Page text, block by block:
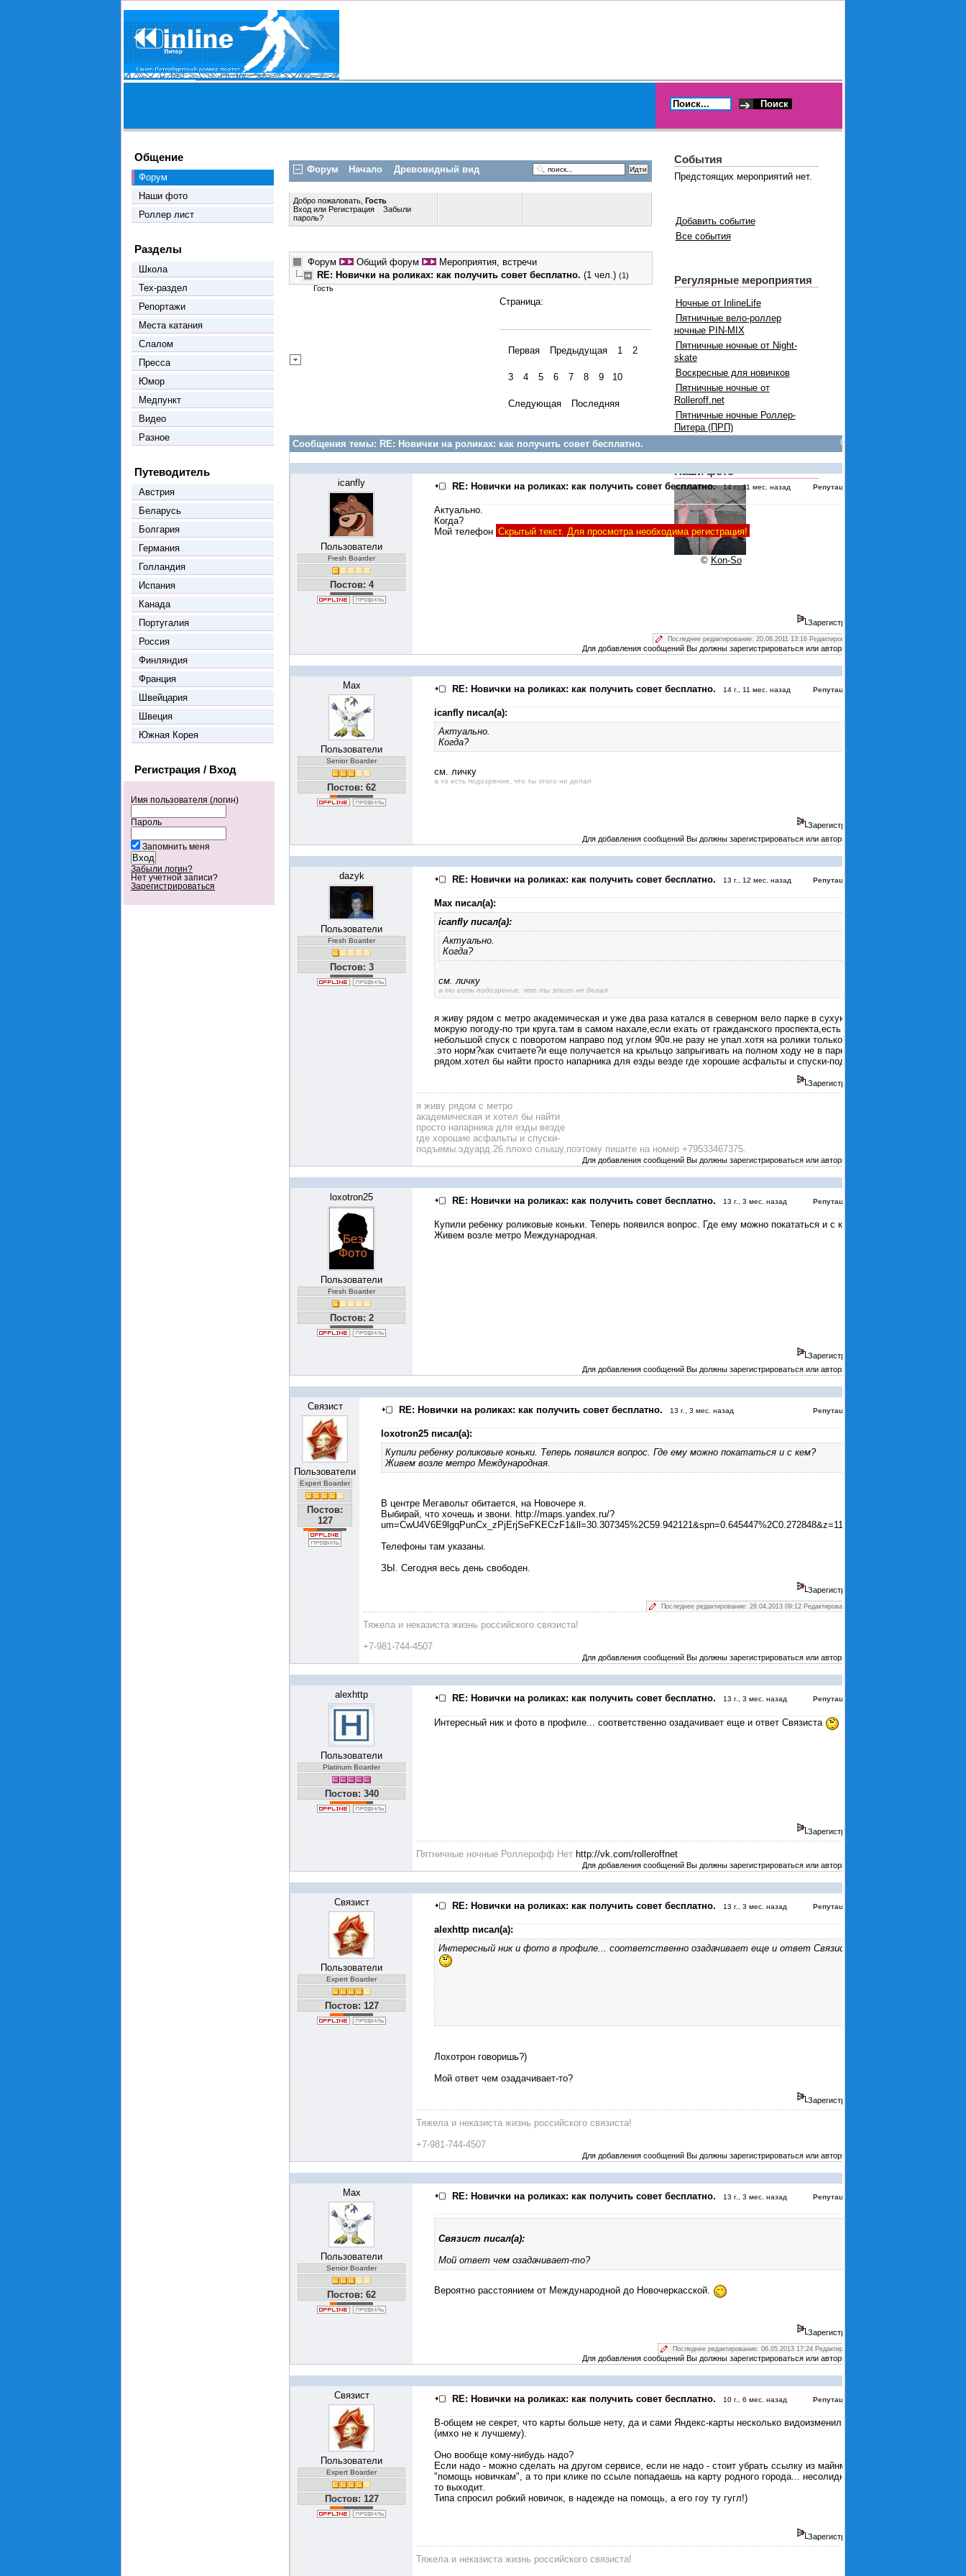
Общение
Форум
Наши фото
Роллер лист
Разделы
Школа
Тех-раздел
Репортажи
Места катания
Слалом
Пресса
Юмор
Медпункт
Видео
Разное
Путеводитель
Австрия
Беларусь
Болгария
Германия
Голландия
Испания
Канада
Португалия
Россия
Финляндия
Франция
Швейцария
Швеция
Южная Корея
Регистрация / Вход
Имя пользователя (логин)
Пароль
Запомнить меня
Забыли логин?
Нет учетной записи?
Зарегистрироваться
Форум Начало Древовидный вид
Добро пожаловать, Гость
Вход или Регистрация
Забыли
пароль?
Форум Общий форум
Мероприятия, встречи
RE: Новички на роликах: как получить совет бесплатно. (1 чел.) (1)
Гость
Страница:
Первая Предыдущая 1 2
3 4 5 6 7 8 9 10
Следующая Последняя
Сообщения темы: RE: Новички на роликах: как получить совет бесплатно. Опции
icanfly
Пользователи
Fresh Boarder
Постов: 4
RE: Новички на роликах: как получить совет бесплатно. 14 г., 11 мес. назад Репутация
Актуально.
Когда?
Мой телефон Скрытый текст. Для просмотра необходима регистрация!
Зарегистрирован
Последнее редактирование: 20.08.2011 13:16 Редактировал icanfly.
Для добавления сообщений Вы должны зарегистрироваться или авторизоваться
Max
Пользователи
Senior Boarder
Постов: 62
RE: Новички на роликах: как получить совет бесплатно. 14 г., 11 мес. назад Репутация
icanfly писал(а):
Актуально.
Когда?
см. личку
а то есть подозрение, что ты этого не делал
Зарегистрирован
Для добавления сообщений Вы должны зарегистрироваться или авторизоваться
dazyk
Пользователи
Fresh Boarder
Постов: 3
RE: Новички на роликах: как получить совет бесплатно. 13 г., 12 мес. назад Репутация
Max писал(а):
icanfly писал(а):
Актуально.
Когда?
см. личку
а то есть подозрение, что ты этого не делал
я живу рядом с метро академическая и уже два раза катался в северном вело парке в сухую и
мокрую погоду-по три круга.там в самом нахале,если ехать от гражданского проспекта,есть
небольшой спуск с поворотом направо под углом 90¤.не разу не упал.хотя на ролики только встал
.это норм?как считаете?и еще получается на крыльцо запрыгивать на полном ходу не в парке.а
рядом.хотел бы найти просто напарника для езды везде где хорошие асфальты и спуски-подъемы.
Зарегистрирован
я живу рядом с метро
академическая и хотел бы найти
просто напарника для езды везде
где хорошие асфальты и спуски-
подъемы.эдуард.26.плохо слышу,поэтому пишите на номер +79533467375.
Для добавления сообщений Вы должны зарегистрироваться или авторизоваться
loxotron25
Пользователи
Fresh Boarder
Постов: 2
RE: Новички на роликах: как получить совет бесплатно. 13 г., 3 мес. назад Репутация
Купили ребенку роликовые коньки. Теперь появился вопрос. Где ему можно покататься и с кем?
Живем возле метро Международная.
Зарегистрирован
Для добавления сообщений Вы должны зарегистрироваться или авторизоваться
Связист
Пользователи
Expert Boarder
Постов:
127
RE: Новички на роликах: как получить совет бесплатно. 13 г., 3 мес. назад Репутация
loxotron25 писал(а):
Купили ребенку роликовые коньки. Теперь появился вопрос. Где ему можно покататься и с кем?
Живем возле метро Международная.
В центре Мегавольт обитается, на Новочере я.
Выбирай, что хочешь и звони.
http://maps.yandex.ru/?
um=CwU4V6E9lgqPunCx_zPjErjSeFKECzF1&ll=30.307345%2C59.942121&spn=0.645447%2C0.272848&z=11&l=map
Телефоны там указаны.
ЗЫ. Сегодня весь день свободен.
Зарегистрирован
Последнее редактирование: 28.04.2013 09:12 Редактировал Связист.
Тяжела и неказиста жизнь российского связиста!
+7-981-744-4507
Для добавления сообщений Вы должны зарегистрироваться или авторизоваться
alexhttp
Пользователи
Platinum Boarder
Постов: 340
RE: Новички на роликах: как получить совет бесплатно. 13 г., 3 мес. назад Репутация
Интересный ник и фото в профиле... соответственно озадачивает еще и ответ Связиста
Зарегистрирован
Пятничные ночные Роллерофф Нет http://vk.com/rolleroffnet
Для добавления сообщений Вы должны зарегистрироваться или авторизоваться
Связист
Пользователи
Expert Boarder
Постов: 127
RE: Новички на роликах: как получить совет бесплатно. 13 г., 3 мес. назад Репутация
alexhttp писал(а):
Интересный ник и фото в профиле... соответственно озадачивает еще и ответ Связиста
Лохотрон говоришь?)
Мой ответ чем озадачивает-то?
Зарегистрирован
Тяжела и неказиста жизнь российского связиста!
+7-981-744-4507
Для добавления сообщений Вы должны зарегистрироваться или авторизоваться
Max
Пользователи
Senior Boarder
Постов: 62
RE: Новички на роликах: как получить совет бесплатно. 13 г., 3 мес. назад Репутация
Связист писал(а):
Мой ответ чем озадачивает-то?
Вероятно расстоянием от Международной до Новочеркасской.
Зарегистрирован
Последнее редактирование: 06.05.2013 17:24 Редактировал Max.
Для добавления сообщений Вы должны зарегистрироваться или авторизоваться
Связист
Пользователи
Expert Boarder
Постов: 127
RE: Новички на роликах: как получить совет бесплатно. 10 г., 6 мес. назад Репутация
В-общем не секрет, что карты больше нету, да и сами Яндекс-карты несколько видоизменились
(имхо не к лучшему).
Оно вообще кому-нибудь надо?
Если надо - можно сделать на другом сервисе, если не надо - стоит убрать ссылку из майнменю
"помощь новичкам", а то при клике по ссыле попадаешь на карту родного города... несолидно как-
то выходит.
Типа спросил робкий новичок, в надежде на помощь, а его гоу ту гугл!)
Зарегистрирован
Тяжела и неказиста жизнь российского связиста!
События
Предстоящих мероприятий нет.
Добавить событие
Все события
Регулярные мероприятия
Ночные от InlineLife
Пятничные вело-роллер
ночные PIN-MIX
Пятничные ночные от Night-
skate
Воскресные для новичков
Пятничные ночные от
Rolleroff.net
Пятничные ночные Роллер-
Питера (ПРП)
Наши фото
© Kon-So